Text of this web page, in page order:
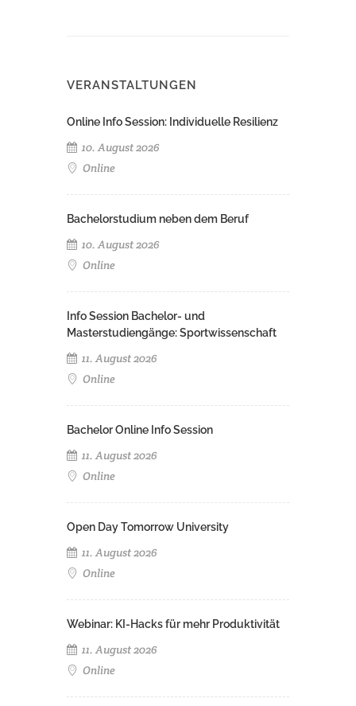
VERANSTALTUNGEN
Online Info Session: Individuelle Resilienz
10. August 2026
Online
Bachelorstudium neben dem Beruf
10. August 2026
Online
Info Session Bachelor- und
Masterstudiengänge: Sportwissenschaft
11. August 2026
Online
Bachelor Online Info Session
11. August 2026
Online
Open Day Tomorrow University
11. August 2026
Online
Webinar: KI-Hacks für mehr Produktivität
11. August 2026
Online